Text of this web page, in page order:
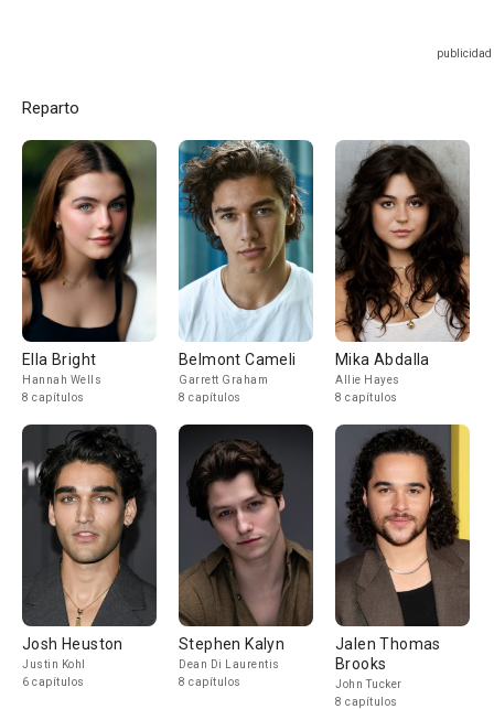
Reparto
Ella Bright
Hannah Wells
8 capítulos
Belmont Cameli
Garrett Graham
8 capítulos
Mika Abdalla
Allie Hayes
8 capítulos
Josh Heuston
Justin Kohl
6 capítulos
Stephen Kalyn
Dean Di Laurentis
8 capítulos
Jalen Thomas
Brooks
John Tucker
8 capítulos